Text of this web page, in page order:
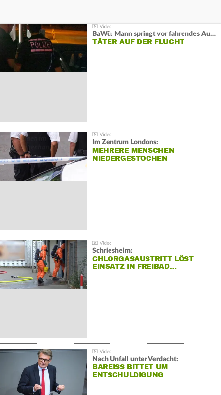
BaWü: Mann springt vor fahrendes Auto und schießt
TÄTER AUF DER FLUCHT
Im Zentrum Londons:
MEHRERE MENSCHEN
NIEDERGESTOCHEN
Schriesheim:
CHLORGASAUSTRITT LÖST
EINSATZ IN FREIBAD…
Nach Unfall unter Verdacht:
BAREISS BITTET UM E
NTSCHULDIGUNG